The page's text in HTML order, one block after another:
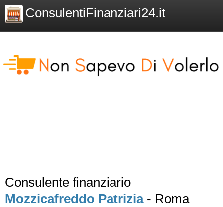
ConsulentiFinanziari24.it
Consulente finanziario
Mozzicafreddo Patrizia- Roma